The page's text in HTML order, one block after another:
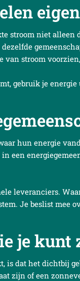
stroom niet alleen
stroom
gebruik je
hun energie
een
leveranciers.
Je beslist mee
je kunt
is dat het dichtbij
zijn of een